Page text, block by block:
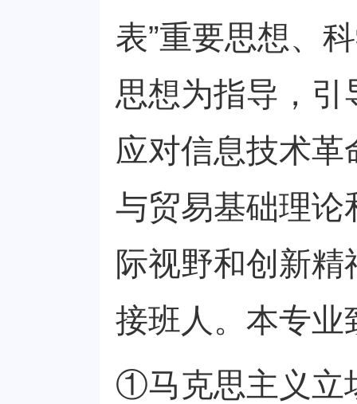
表”重要思想、
思想为指导，
应对信息技术
与贸易基础理论
际视野和创新
接班人。本专业
①马克思主义立